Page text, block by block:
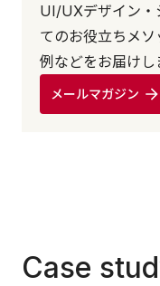
UI/UXデザイン・
てのお役立ちメ
例などをお届けし
メールマガジン
Case